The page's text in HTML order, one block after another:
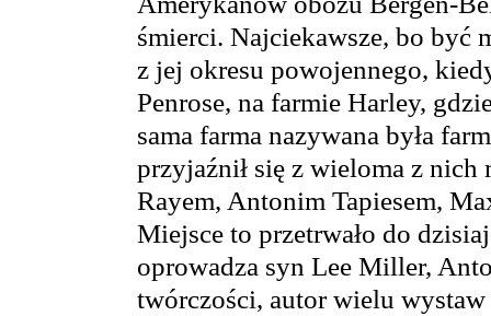
śmierci. Najciekawsze, bo być
z jej okresu powojennego,
Penrose, na farmie Harley,
sama farma nazywana była
przyjaźnił się z wieloma z nich
Rayem, Antonim Tapiesem,
Miejsce to przetrwało do
oprowadza syn Lee Miller,
twórczości, autor wielu